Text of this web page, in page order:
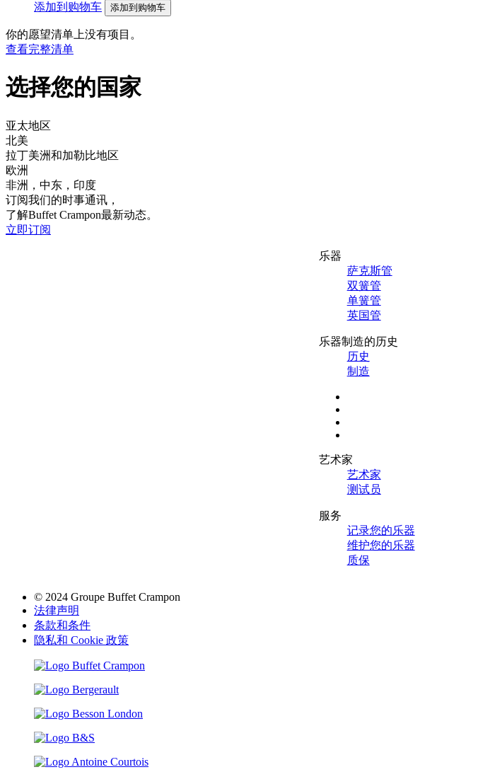
添加到购物车
添加到购物车
你的愿望清单上没有项目。
查看完整清单
选择您的国家
亚太地区
北美
拉丁美洲和加勒比地区
欧洲
非洲，中东，印度
订阅我们的时事通讯，
了解Buffet Crampon最新动态。
立即订阅
乐器
萨克斯管
双簧管
单簧管
英国管
乐器制造的历史
历史
制造
艺术家
艺术家
测试员
服务
记录您的乐器
维护您的乐器
质保
© 2024 Groupe Buffet Crampon
法律声明
条款和条件
隐私和 Cookie 政策